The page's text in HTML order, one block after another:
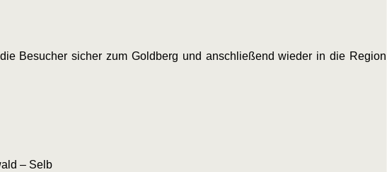
Besucher sicher zum Goldberg und anschließend wieder in die Region
– Selb